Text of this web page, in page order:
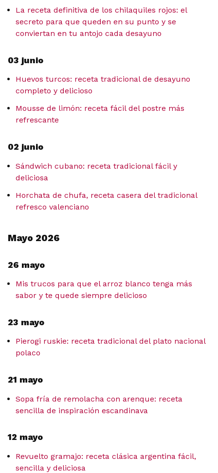
La receta definitiva de los chilaquiles rojos: el
secreto para que queden en su punto y se
conviertan en tu antojo cada desayuno
03 junio
Huevos turcos: receta tradicional de desayuno
completo y delicioso
Mousse de limón: receta fácil del postre más
refrescante
02 junio
Sándwich cubano: receta tradicional fácil y
deliciosa
Horchata de chufa, receta casera del tradicional
refresco valenciano
Mayo 2026
26 mayo
Mis trucos para que el arroz blanco tenga más
sabor y te quede siempre delicioso
23 mayo
Pierogi ruskie: receta tradicional del plato nacional
polaco
21 mayo
Sopa fría de remolacha con arenque: receta
sencilla de inspiración escandinava
12 mayo
Revuelto gramajo: receta clásica argentina fácil,
sencilla y deliciosa